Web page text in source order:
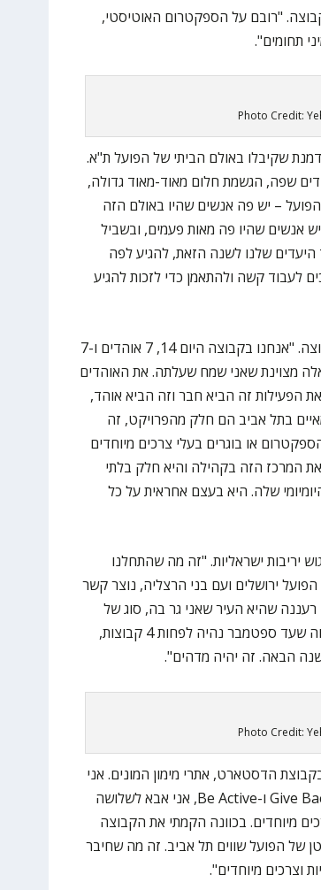
"רובם על הספקטרום האוטיסטי,
תחומים".
Photo Credit:
שקיבלו באולם הביתי של הפועל ת"א.
שפה, הגשמת חלום מאוד-מאוד גדולה,
– יש פה אנשים שהיו באולם הזה
אנשים שהיו פה מאות פעמים, ובשביל
היעדים שלנו לשנה הזאת, להגיע לפה
לעבוד קשה ולהתאמן כדי לזכות להגיע
אור התייחס לדרך שבה השחקנים גויסו לקבוצה. "אנחנו בקבוצה היום 14, 7 אוהדים ו-7
מצוינת שאני שמח שעלתה. את האוהדים
הפעילות זה הביא חבר וזה הביא אוהד,
בתל אביב הם חלק מהפרויקט, זה
או בוגרים בעלי צרכים מיוחדים
המרכז הזה בקהילה והיא חלק בלתי
שלה. היא בעצם אחראית על כל
יריבות ישראליות. "זה מה שהתחלנו
ירושלים ועם בני הרצליה, נוצר קשר
שהיא העיר שאני גר בה, סוג של
נוצר קשר ראשוני עם הפועל חיפה, ואני מקווה שעד ספטמבר נהיה לפחות 4 קבוצות,
Photo Credit:
הדסטארט, אתרי מימון המונים. אני
מוביל את האתרים החברתיים הדסטארט, Give Back ו-Be Active, אני אבא לשלושה
8 והוא ילד עם צרכים מיוחדים. בכוונה הקמתי את הקבוצה
של הפועל שווים תל אביב. זה מה שחיבר
וצרכים מיוחדים".